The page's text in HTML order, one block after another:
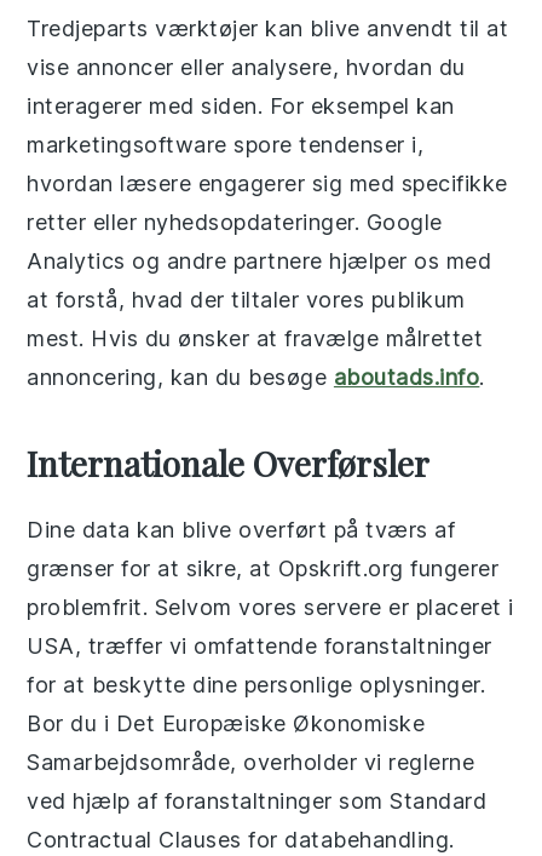
Tredjeparts værktøjer kan blive anvendt til at
vise annoncer eller analysere, hvordan du
interagerer med siden. For eksempel kan
marketingsoftware spore tendenser i,
hvordan læsere engagerer sig med specifikke
retter eller nyhedsopdateringer. Google
Analytics og andre partnere hjælper os med
at forstå, hvad der tiltaler vores publikum
mest. Hvis du ønsker at fravælge målrettet
annoncering, kan du besøge aboutads.info.
Internationale Overførsler
Dine data kan blive overført på tværs af
grænser for at sikre, at Opskrift.org fungerer
problemfrit. Selvom vores servere er placeret i
USA, træffer vi omfattende foranstaltninger
for at beskytte dine personlige oplysninger.
Bor du i Det Europæiske Økonomiske
Samarbejdsområde, overholder vi reglerne
ved hjælp af foranstaltninger som Standard
Contractual Clauses for databehandling.